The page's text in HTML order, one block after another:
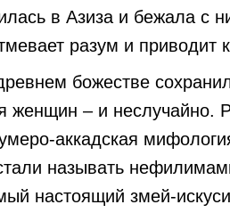
в Азиза и бежала с
разум и приводит
божестве
женщин – и неслучайно.
аккадская
называть
настоящий змей-